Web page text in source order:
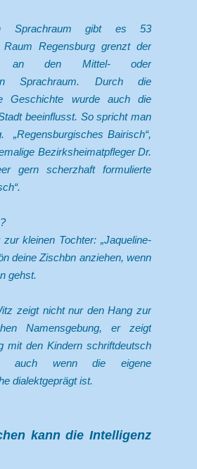
Sprachraum gibt es 53
Regensburg grenzt der
an den Mittel- oder
Sprachraum. Durch die
Geschichte wurde auch die
beeinflusst. So spricht man
„Regensburgisches Bairisch“,
Bezirksheimatpfleger Dr.
gern scherzhaft formulierte
kleinen Tochter: „Jaqueline-
deine Zischbn anziehen, wenn
gehst.
zeigt nicht nur den Hang zur
Namensgebung, er zeigt
mit den Kindern schriftdeutsch
auch wenn die eigene
dialektgeprägt ist.
kann die Intelligenz